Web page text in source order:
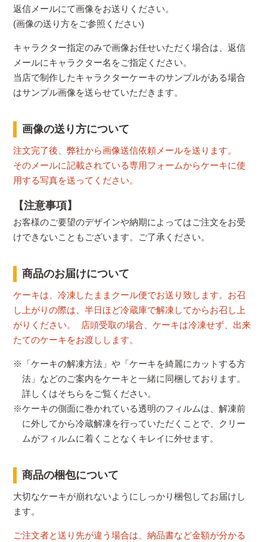
返信メールにて画像をお送りください。
(画像の送り方をご参照ください)
キャラクター指定のみで画像お任せいただく場合は、返信
メールにキャラクター名をご指定ください。
当店で制作したキャラクターケーキのサンプルがある場合
はサンプル画像を送らせていただきます。
画像の送り方について
注文完了後、弊社から画像送信依頼メールを送ります。
そのメールに記載されている専用フォームからケーキに使
用する写真を送ってください。
【注意事項】
お客様のご要望のデザインや納期によってはご注文をお受
けできないこともございます。ご了承ください。
商品のお届けについて
ケーキは、冷凍したままクール便でお送り致します。お召
し上がりの際は、半日ほど冷蔵庫で解凍してからお召し上
がりください。 店頭受取の場合、ケーキは冷凍せず、出来
たてのケーキをお渡しします。
※「ケーキの解凍方法」や「ケーキを綺麗にカットする方
法」などのご案内をケーキと一緒に同梱しております。
詳しくはそちらをご覧ください。
※ケーキの側面に巻かれている透明のフィルムは、解凍前
に外してから冷蔵解凍を行っていただくことで、クリー
ムがフィルムに着くことなくキレイに外せます。
商品の梱包について
大切なケーキが崩れないようにしっかり梱包してお届けし
ます。
ご注文者と送り先が違う場合は、納品書など金額が分かる